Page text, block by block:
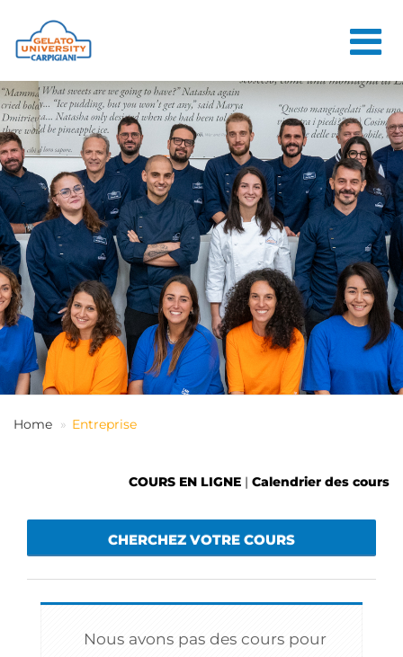
HOME
L'ÉCOLE
COURS EN
LIGNE
COURS
CONSEILS
CONTACTS
LOGIN
FR
Home Entreprise
COURS EN LIGNE | Calendrier des cours
CHERCHEZ VOTRE COURS
Nous avons pas des cours pour